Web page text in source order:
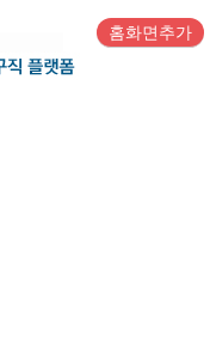
홈화면추가